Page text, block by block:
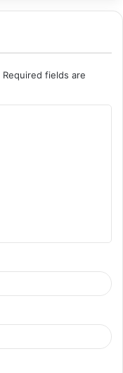
Required fields are